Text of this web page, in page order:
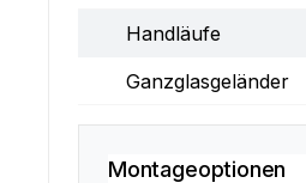
Handläufe
Ganzglasgeländer
Montageoptionen